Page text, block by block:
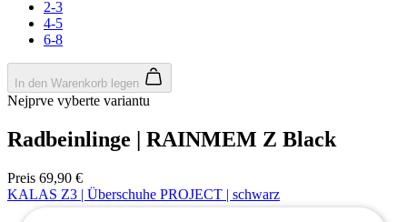
2-3
4-5
6-8
In den Warenkorb legen
Nejprve vyberte variantu
Radbeinlinge | RAINMEM Z Black
Preis 69,90 €
KALAS Z3 | Überschuhe PROJECT | schwarz